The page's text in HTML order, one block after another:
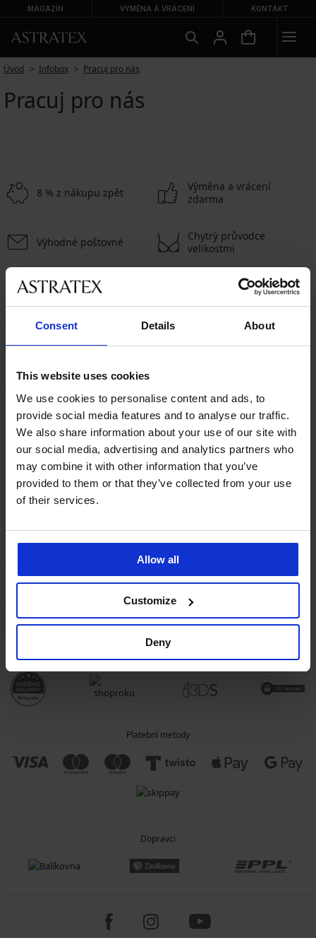
Consent Details About
This website uses cookies
We use cookies to personalise content and ads, to
provide social media features and to analyse our traffic.
We also share information about your use of our site with
our social media, advertising and analytics partners who
may combine it with other information that you’ve
provided to them or that they’ve collected from your use
of their services.
Allow all
Customize
Deny
MAGAZÍN VÝMĚNA A VRÁCENÍ KONTAKT
Úvod Infobox Pracuj pro nás
Pracuj pro nás
8 % z nákupu zpět
Výměna a vrácení
zdarma
Výhodné poštovné
Chytrý průvodce
velikostmi
V pracovních dnech od 8:00 do 17:00
491 204 304
Newsletter
Nenechte si ujít žádnou slevu.
OBECNÉ INFORMACE
O SPOLEČNOSTI
Platební metody
Dopravci